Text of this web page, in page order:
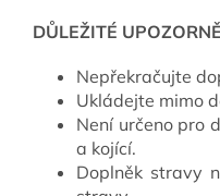
DŮLEŽITÉ
Nepřekračujte
Ukládejte mimo
Není určeno pro
a kojící.
Doplněk stravy